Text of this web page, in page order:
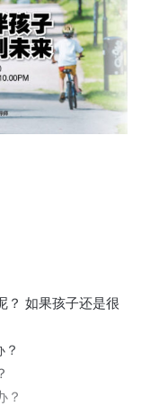
？ 如果孩子还是很
？